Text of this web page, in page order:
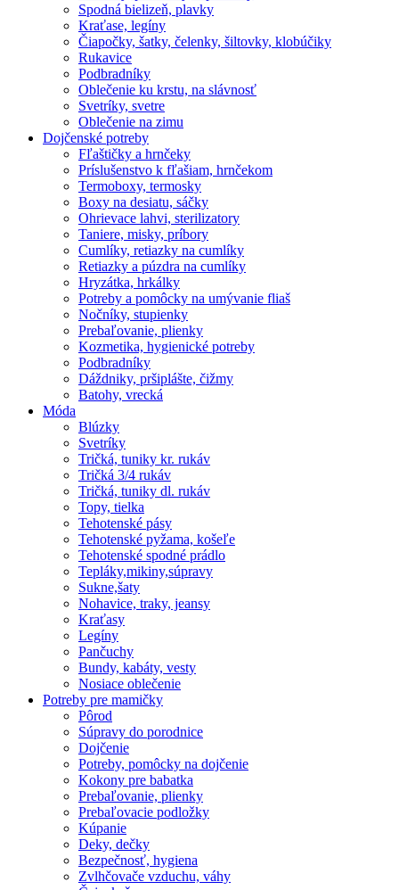
Spodná bielizeň, plavky
Kraťase, legíny
Čiapočky, šatky, čelenky, šiltovky, klobúčiky
Rukavice
Podbradníky
Oblečenie ku krstu, na slávnosť
Svetríky, svetre
Oblečenie na zimu
Dojčenské potreby
Fľaštičky a hrnčeky
Príslušenstvo k fľašiam, hrnčekom
Termoboxy, termosky
Boxy na desiatu, sáčky
Ohrievace lahvi, sterilizatory
Taniere, misky, príbory
Cumlíky, retiazky na cumlíky
Retiazky a púzdra na cumlíky
Hryzátka, hrkálky
Potreby a pomôcky na umývanie fliaš
Nočníky, stupienky
Prebaľovanie, plienky
Kozmetika, hygienické potreby
Podbradníky
Dáždniky, pršiplášte, čižmy
Batohy, vrecká
Móda
Blúzky
Svetríky
Tričká, tuniky kr. rukáv
Tričká 3/4 rukáv
Tričká, tuniky dl. rukáv
Topy, tielka
Tehotenské pásy
Tehotenské pyžama, košeľe
Tehotenské spodné prádlo
Tepláky,mikiny,súpravy
Sukne,šaty
Nohavice, traky, jeansy
Kraťasy
Legíny
Pančuchy
Bundy, kabáty, vesty
Nosiace oblečenie
Potreby pre mamičky
Pôrod
Súpravy do porodnice
Dojčenie
Potreby, pomôcky na dojčenie
Kokony pre babatka
Prebaľovanie, plienky
Prebaľovacie podložky
Kúpanie
Deky, dečky
Bezpečnosť, hygiena
Zvlhčovače vzduchu, váhy